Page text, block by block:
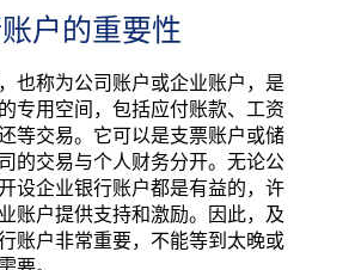
户的重要性
也称为公司账户或企业账户，是
专用空间，包括应付账款、工资
等交易。它可以是支票账户或储
的交易与个人财务分开。无论公
设企业银行账户都是有益的，许
账户提供支持和激励。因此，及
账户非常重要，不能等到太晚或